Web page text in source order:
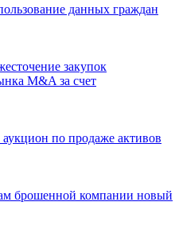
данных граждан
закупок
M&A за счет
по продаже активов
брошенной компании новый